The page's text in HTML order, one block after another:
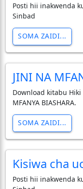
Posti hii inakwenda
Sinbad
SOMA ZAIDI...
JINI NA
Download kitabu Hiki
MFANYA BIASHARA.
SOMA ZAIDI...
Kisiwa cha
Posti hii inakwenda